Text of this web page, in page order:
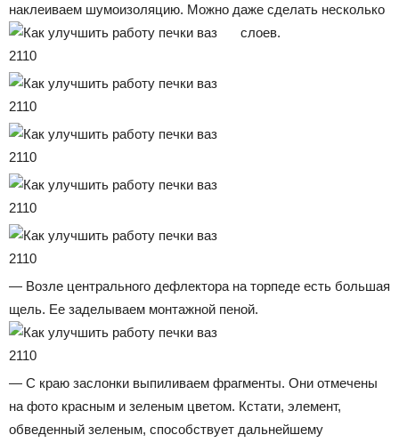
наклеиваем шумоизоляцию. Можно даже сделать несколько
слоев.
— Возле центрального дефлектора на торпеде есть большая
щель. Ее заделываем монтажной пеной.
— С краю заслонки выпиливаем фрагменты. Они отмечены
на фото красным и зеленым цветом. Кстати, элемент,
обведенный зеленым, способствует дальнейшему